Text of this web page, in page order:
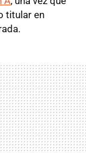
titular en